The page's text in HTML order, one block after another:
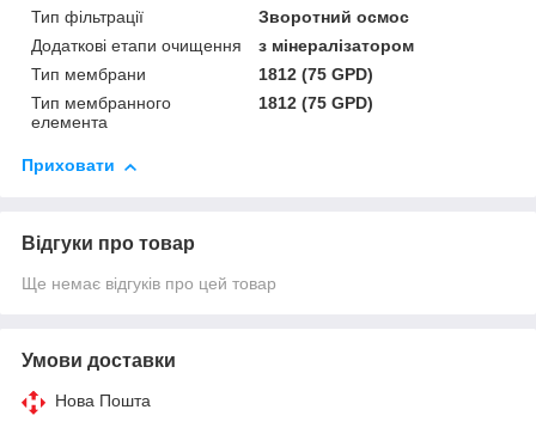
Тип фільтрації
Зворотний осмос
Додаткові етапи очищення
з мінералізатором
Тип мембрани
1812 (75 GPD)
Тип мембранного
елемента
1812 (75 GPD)
Приховати
Відгуки про товар
Ще немає відгуків про цей товар
Умови доставки
Нова Пошта